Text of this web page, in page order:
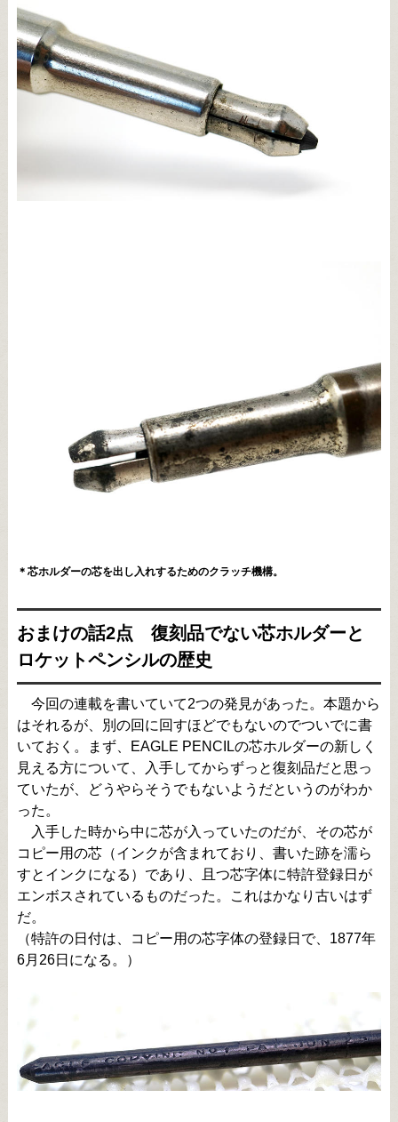
＊芯ホルダーの芯を出し入れするためのクラッチ機構。
おまけの話2点 復刻品でない芯ホルダーと
ロケットペンシルの歴史
今回の連載を書いていて2つの発見があった。本題から
はそれるが、別の回に回すほどでもないのでついでに書
いておく。まず、EAGLE PENCILの芯ホルダーの新しく
見える方について、入手してからずっと復刻品だと思っ
ていたが、どうやらそうでもないようだというのがわか
った。
入手した時から中に芯が入っていたのだが、その芯が
コピー用の芯（インクが含まれており、書いた跡を濡ら
すとインクになる）であり、且つ芯字体に特許登録日が
エンボスされているものだった。これはかなり古いはず
だ。
（特許の日付は、コピー用の芯字体の登録日で、1877年
6月26日になる。）